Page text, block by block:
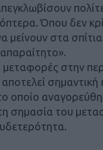
Όπου δεν
μείνουν στα
μεταφορές στην
οποίο
σημασία του